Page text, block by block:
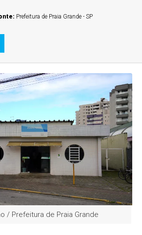
Prefeitura de Praia Grande - SP
/ Prefeitura de Praia Grande